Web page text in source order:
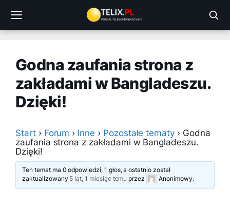
treści
Godna zaufania strona z
zakładami w Bangladeszu.
Dzięki!
Start › Forum › Inne › Pozostałe tematy › Godna
zaufania strona z zakładami w Bangladeszu.
Dzięki!
Ten temat ma 0 odpowiedzi, 1 głos, a ostatnio został
zaktualizowany 5 lat, 1 miesiąc temu przez Anonimowy.